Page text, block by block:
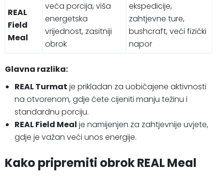
REAL
Field
Meal
veća porcija, viša
energetska
vrijednost, zasitniji
obrok
ekspedicije,
zahtjevne ture,
bushcraft, veći fizički
napor
Glavna razlika:
REAL Turmat je prikladan za uobičajene aktivnosti
na otvorenom, gdje ćete cijeniti manju težinu i
standardnu porciju.
REAL Field Meal je namijenjen za zahtjevnije uvjete,
gdje je važan veći unos energije.
Kako pripremiti obrok REAL Meal